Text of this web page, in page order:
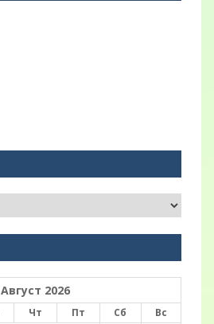
Август 2026
Чт Пт Сб
Вс